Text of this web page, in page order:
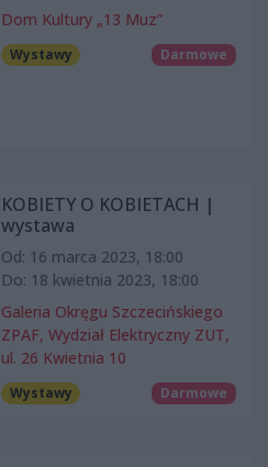
Dom Kultury „13 Muz”
Wystawy Darmowe
KOBIETY O KOBIETACH |
wystawa
Od: 16 marca 2023, 18:00
Do: 18 kwietnia 2023, 18:00
Galeria Okręgu Szczecińskiego
ZPAF, Wydział Elektryczny ZUT,
ul. 26 Kwietnia 10
Wystawy Darmowe